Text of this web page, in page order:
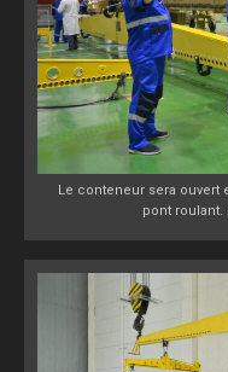
Le conteneur sera ouvert
pont roulant.